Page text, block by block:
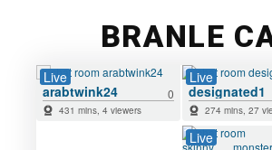
BRANLE